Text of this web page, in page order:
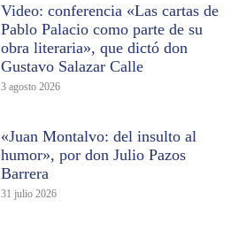
Video: conferencia «Las cartas de
Pablo Palacio como parte de su
obra literaria», que dictó don
Gustavo Salazar Calle
3 agosto 2026
«Juan Montalvo: del insulto al
humor», por don Julio Pazos
Barrera
31 julio 2026